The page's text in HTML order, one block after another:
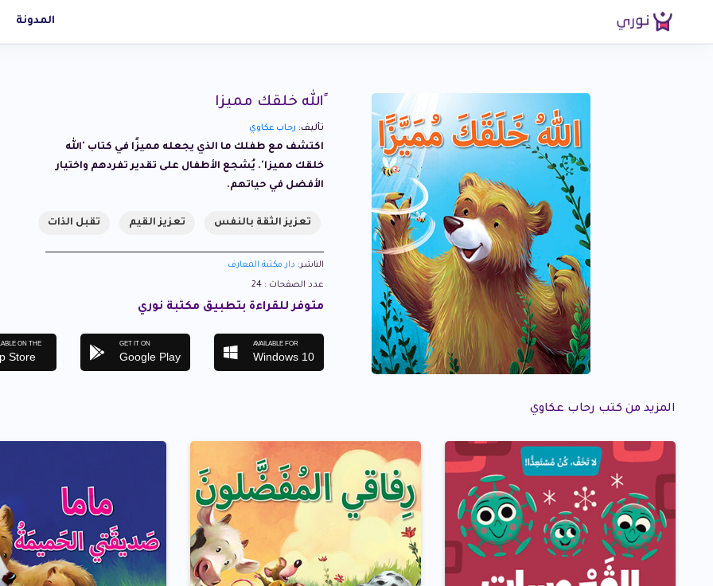
المدونة
ًالله خلقك مميزا
تأليف: رحاب عكاوي
اكتشف مع طفلك ما الذي يجعله مميزًا في كتاب 'الله
خلقك مميزا'. يُشجع الأطفال على تقدير تفردهم واختيار
الأفضل في حياتهم.
تعزيز الثقة بالنفس تعزيز القيم تقبل الذات
الناشر: دار مكتبة المعارف
عدد الصفحات : 24
متوفر للقراءة بتطبيق مكتبة نوري
ON THE
Store
GET IT ON
Google Play
AVAILABLE FOR
Windows 10
المزيد من كتب رحاب عكاوي